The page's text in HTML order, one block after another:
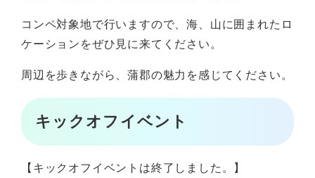
コンペ対象地で行いますので、海、山に囲まれたロ
ケーションをぜひ見に来てください。
周辺を歩きながら、蒲郡の魅力を感じてください。
キックオフイベント
【キックオフイベントは終了しました。】